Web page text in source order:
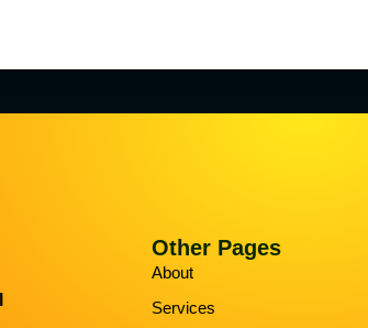
Other Pages
About
Services